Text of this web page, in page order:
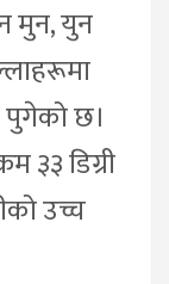
मुन, युन
पुगेको छ।
३३ डिग्री
उच्च